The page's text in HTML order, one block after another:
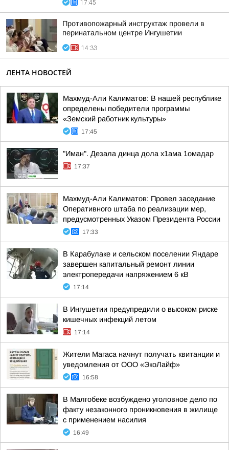
17:45
Противопожарный инструктаж провели в
перинатальном центре Ингушетии
14:33
ЛЕНТА НОВОСТЕЙ
Махмуд-Али Калиматов: В нашей республике
определены победители программы
«Земский работник культуры»
17:45
"Иман". Дезала динца дола х1ама 1омадар
17:37
Махмуд-Али Калиматов: Провел заседание
Оперативного штаба по реализации мер,
предусмотренных Указом Президента России
17:33
В Карабулаке и сельском поселении Яндаре
завершен капитальный ремонт линии
электропередачи напряжением 6 кВ
17:14
В Ингушетии предупредили о высоком риске
кишечных инфекций летом
17:14
Жители Магаса начнут получать квитанции и
уведомления от ООО «ЭкоЛайф»
16:58
В Малгобеке возбуждено уголовное дело по
факту незаконного проникновения в жилище
с применением насилия
16:49